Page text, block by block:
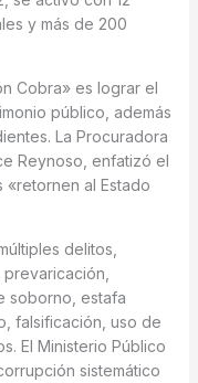
y más de 200
Cobra» es lograr el
público, además
La Procuradora
Reynoso, enfatizó el
al Estado
delitos,
soborno, estafa
falsificación, uso de
El Ministerio Público
sistemático